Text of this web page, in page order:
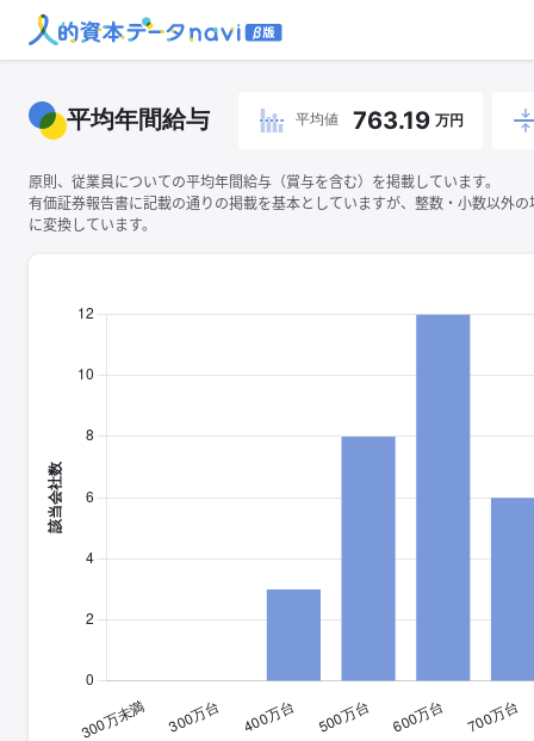
平均年間給与 平均値 763.19 万円
原則、従業員についての平均年間給与（賞与を含む）を掲載しています。
有価証券報告書に記載の通りの掲載を基本としていますが、整数・小数以外
に変換しています。